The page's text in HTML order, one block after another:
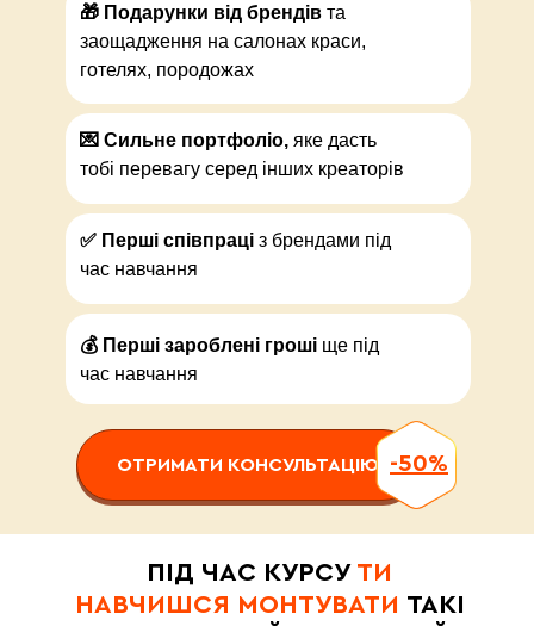
🎁 Подарунки від брендів та
заощадження на салонах краси,
готелях, породожах
💰 Перші зароблені гроші ще під
час навчання
💌 Сильне портфоліо, яке дасть
тобі перевагу серед інших креаторів
✅ Перші співпраці з брендами під
час навчання
ОТРИМАТИ КОНСУЛЬТАЦІЮ -50%
ПІД ЧАС КУРСУ ТИ
НАВЧИШСЯ МОНТУВАТИ ТАКІ